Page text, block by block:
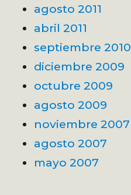
agosto 2011
abril 2011
septiembre 2010
diciembre 2009
octubre 2009
agosto 2009
noviembre 2007
agosto 2007
mayo 2007